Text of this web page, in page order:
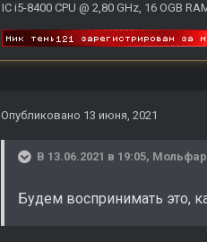
IC i5-8400 CPU @ 2,80 GHz, 16 OGB
Опубликовано 13 июня, 2021
В 13.06.2021 в 19:05, Мольфар
Будем воспринимать это,